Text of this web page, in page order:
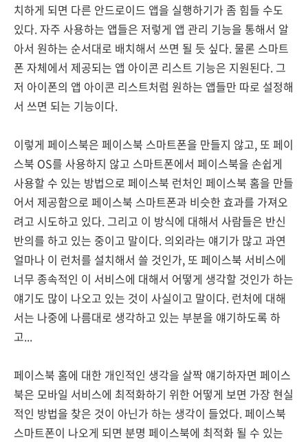
치하게 되면 다른 안드로이드 앱을 실행하기가 좀 힘들 수도
있다. 자주 사용하는 앱들은 저렇게 앱 관리 기능을 통해서 알
아서 원하는 순서대로 배치해서 쓰면 될 듯 싶다. 물론 스마트
폰 자체에서 제공되는 앱 아이콘 리스트 기능은 지원된다. 그
저 아이폰의 앱 아이콘 리스트처럼 원하는 앱들만 따로 설정해
서 쓰면 되는 기능이다.
이렇게 페이스북은 페이스북 스마트폰을 만들지 않고, 또 페이
스북 OS를 사용하지 않고 스마트폰에서 페이스북을 손쉽게
사용할 수 있는 방법으로 페이스북 런처인 페이스북 홈을 만들
어서 제공함으로 페이스북 스마트폰과 비슷한 효과를 가져오
려고 시도하고 있다. 그리고 이 방식에 대해서 사람들은 반신
반의를 하고 있는 중이고 말이다. 의외라는 얘기가 많고 과연
얼마나 이 런처를 설치해서 쓸 것인가, 또 페이스북 서비스에
너무 종속적인 이 서비스에 대해서 어떻게 생각할 것인가 하는
얘기도 많이 나오고 있는 것이 사실이고 말이다. 런처에 대해
서는 나중에 나름대로 생각하고 있는 부분을 얘기하도록 하
고...
페이스북 홈에 대한 개인적인 생각을 살짝 얘기하자면 페이스
북은 모바일 서비스에 최적화하기 위한 어떻게 보면 가장 현실
적인 방법을 찾은 것이 아닌가 하는 생각이 들었다. 페이스북
스마트폰이 나오게 되면 분명 페이스북에 최적화 될 수 있는